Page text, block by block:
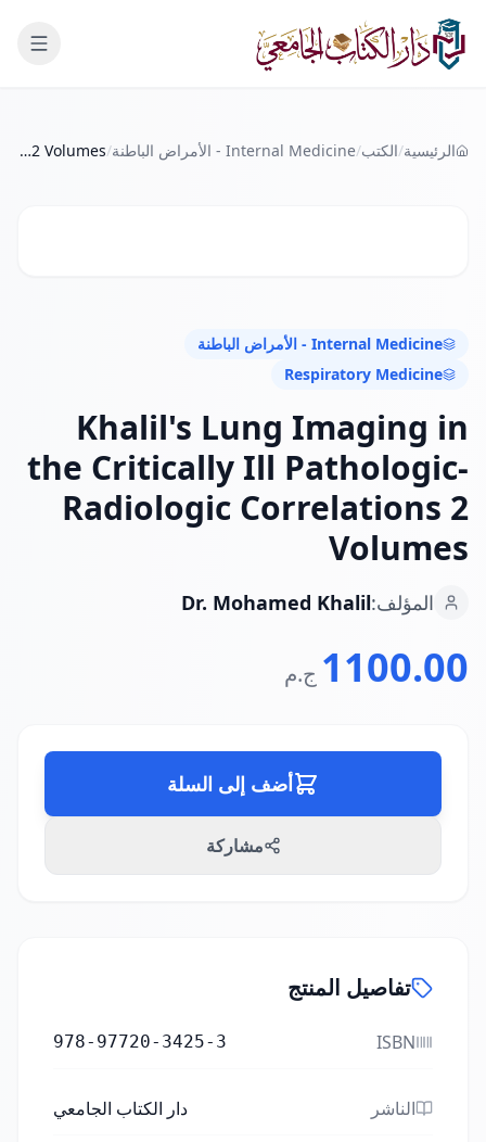
الرئيسية/الكتب/Internal Medicine - الأمراض الباطنة /
Khalil's Lung Imaging in the Critically Ill Pathologic-Radiologic Correlations 2 Volumes
Internal Medicine - الأمراض الباطنة
Respiratory Medicine
Khalil's Lung Imaging in
the Critically Ill Pathologic-
Radiologic Correlations 2
Volumes
المؤلف:Dr. Mohamed Khalil
1100.00 ج.م
أضف إلى السلة
مشاركة
تفاصيل المنتج
ISBN
978-97720-3425-3
الناشر دار الكتاب الجامعي